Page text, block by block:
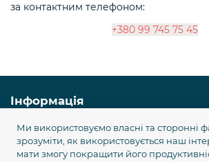
за контактним телефоном:
+380 99 745 75 45
Інформація
Служба підтримки
Ми використовуємо власні та сторонні
зрозуміти, як використовується наш
мати змогу покращити його